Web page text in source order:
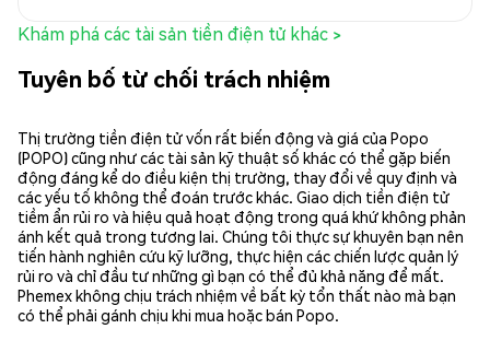
Khám phá các tài sản tiền điện tử khác >
Tuyên bố từ chối trách nhiệm
Thị trường tiền điện tử vốn rất biến động và giá của Popo
(POPO) cũng như các tài sản kỹ thuật số khác có thể gặp biến
động đáng kể do điều kiện thị trường, thay đổi về quy định và
các yếu tố không thể đoán trước khác. Giao dịch tiền điện tử
tiềm ẩn rủi ro và hiệu quả hoạt động trong quá khứ không phản
ánh kết quả trong tương lai. Chúng tôi thực sự khuyên bạn nên
tiến hành nghiên cứu kỹ lưỡng, thực hiện các chiến lược quản lý
rủi ro và chỉ đầu tư những gì bạn có thể đủ khả năng để mất.
Phemex không chịu trách nhiệm về bất kỳ tổn thất nào mà bạn
có thể phải gánh chịu khi mua hoặc bán Popo.